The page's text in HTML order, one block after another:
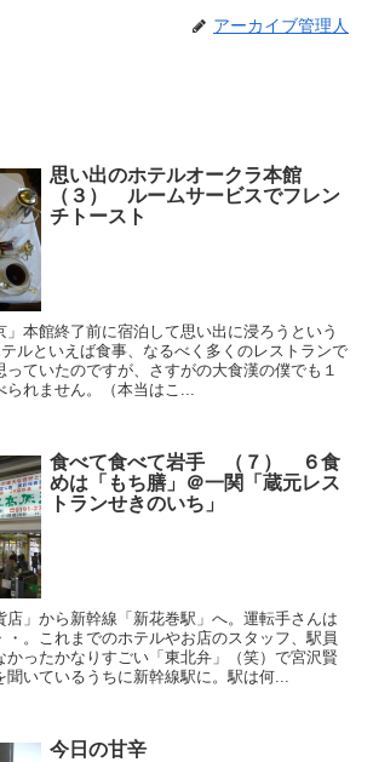
アーカイブ管理人
思い出のホテルオークラ本館
（３） ルームサービスでフレン
チトースト
」本館終了前に宿泊して思い出に浸ろうという
ルといえば食事、なるべく多くのレストランで
っていたのですが、さすがの大食漢の僕でも１
られません。（本当はこ...
食べて食べて岩手 （７） ６食
めは「もち膳」＠一関「蔵元レス
トランせきのいち」
店」から新幹線「新花巻駅」へ。運転手さんは
・。これまでのホテルやお店のスタッフ、駅員
かったかなりすごい「東北弁」（笑）で宮沢賢
聞いているうちに新幹線駅に。駅は何...
今日の甘辛